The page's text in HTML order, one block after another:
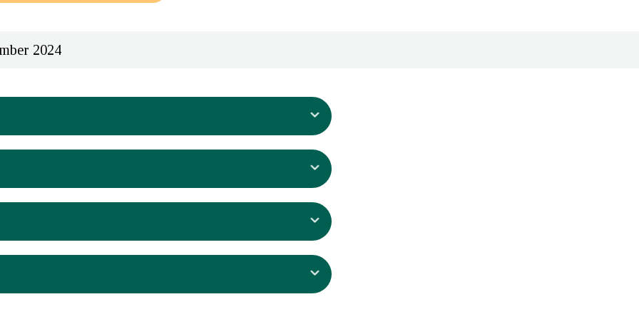
2024
om anbefaling
om priser fra Amgros
har udarbejdet en vurderingsrapport, som er sendt